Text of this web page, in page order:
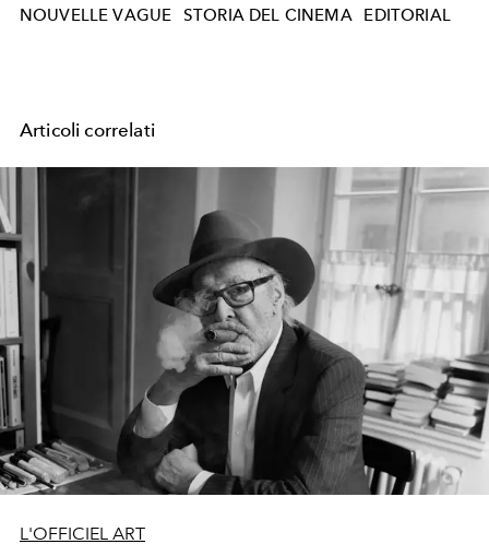
NOUVELLE VAGUE STORIA DEL CINEMA EDITORIAL
Articoli correlati
L'OFFICIEL ART